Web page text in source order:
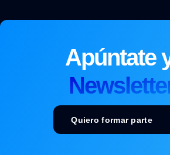
Apúntate
Quiero formar parte